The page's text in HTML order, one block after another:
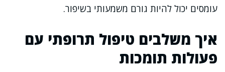
עומסים יכול להיות גורם משמעותי בשיפור.
איך משלבים טיפול תרופתי עם
פעולות תומכות